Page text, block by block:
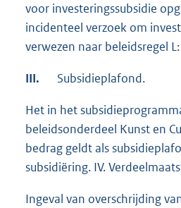
voor investeringssubsidie
incidenteel verzoek om
verwezen naar beleidsregel
III. Subsidieplafond.
Het in het
beleidsonderdeel Kunst en
bedrag geldt als
subsidiëring. IV.
Ingeval van overschrijding